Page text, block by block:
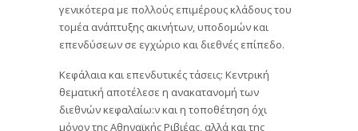
γενικότερα με πολλούς επιμέρους κλάδους του
τομέα ανάπτυξης ακινήτων, υποδομών και
επενδύσεων σε εγχώριο και διεθνές επίπεδο.
Κεφάλαια και επενδυτικές τάσεις: Κεντρική
θεματική αποτέλεσε η ανακατανομή των
διεθνών κεφαλαίω:ν και η τοποθέτηση όχι
μόνον της Αθηναϊκής Ριβιέας, αλλά και της